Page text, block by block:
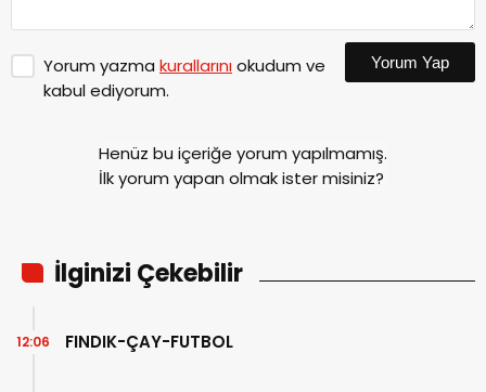
Yorum yazma kurallarınıokudum ve
kabul ediyorum.
Yorum Yap
Henüz bu içeriğe yorum yapılmamış.
İlk yorum yapan olmak ister misiniz?
İlginizi Çekebilir
FINDIK-ÇAY-FUTBOL
12:06